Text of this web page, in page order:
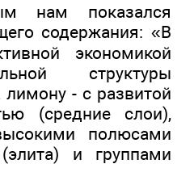
нам показался
содержания: «В
экономикой
структуры
- с развитой
(средние слои),
полюсами
и группами